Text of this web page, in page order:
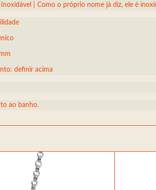
| Como o próprio nome já diz, ele é
definir acima
ao banho.